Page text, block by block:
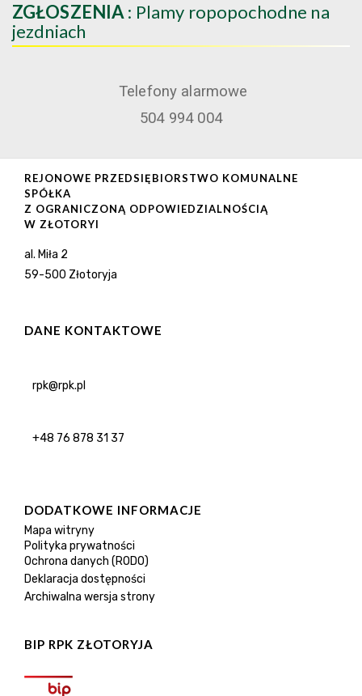
ZGŁOSZENIA : Plamy ropopochodne na
jezdniach
Telefony alarmowe
504 994 004
REJONOWE PRZEDSIĘBIORSTWO KOMUNALNE
SPÓŁKA
Z OGRANICZONĄ ODPOWIEDZIALNOŚCIĄ
W ZŁOTORYI
al. Miła 2
59-500 Złotoryja
DANE KONTAKTOWE
rpk@rpk.pl
+48 76 878 31 37
DODATKOWE INFORMACJE
Mapa witryny
Polityka prywatności
Ochrona danych (RODO)
Deklaracja dostępności
Archiwalna wersja strony
BIP RPK ZŁOTORYJA